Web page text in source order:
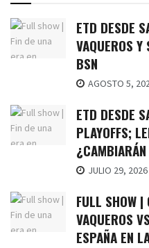
ETD DESDE
VAQUEROS
BSN
AGOSTO 5,
ETD DESDE
PLAYOFFS;
JULIO 29, 2026
FULL SHOW |
VAQUEROS
ESPAÑA EN